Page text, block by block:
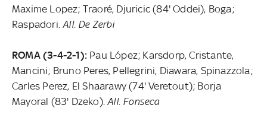
Maxime Lopez; Traoré, Djuricic (84' Oddei), Boga;
Raspadori. All. De Zerbi
ROMA (3-4-2-1): Pau López; Karsdorp, Cristante,
Mancini; Bruno Peres, Pellegrini, Diawara, Spinazzola;
Carles Perez, El Shaarawy (74' Veretout); Borja
Mayoral (83' Dzeko).All. Fonseca